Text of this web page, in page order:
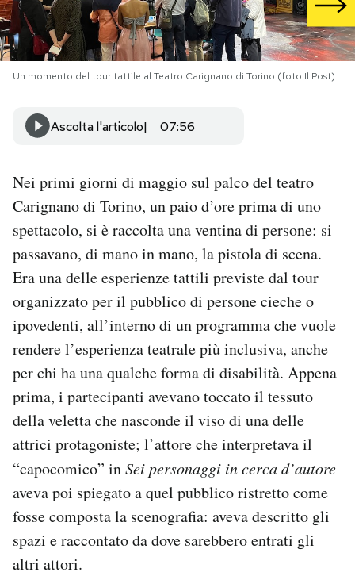
I MIEI PREFERITI
SHOP
CALENDARIO
Area Personale
Newsletter
Regala il Post
Hai bisogno di aiuto?
Esci
Un momento del tour tattile al Teatro Carignano di Torino (foto Il Post)
Ascolta l'articolo 07:56
Nei primi giorni di maggio sul palco del teatro
Carignano di Torino, un paio d’ore prima di uno
spettacolo, si è raccolta una ventina di persone: si
passavano, di mano in mano, la pistola di scena.
Era una delle esperienze tattili previste dal tour
organizzato per il pubblico di persone cieche o
ipovedenti, all’interno di un programma che vuole
rendere l’esperienza teatrale più inclusiva, anche
per chi ha una qualche forma di disabilità. Appena
prima, i partecipanti avevano toccato il tessuto
della veletta che nasconde il viso di una delle
attrici protagoniste; l’attore che interpretava il
“capocomico” inSei personaggi in cerca d’autore
aveva poi spiegato a quel pubblico ristretto come
fosse composta la scenografia: aveva descritto gli
spazi e raccontato da dove sarebbero entrati gli
altri attori.